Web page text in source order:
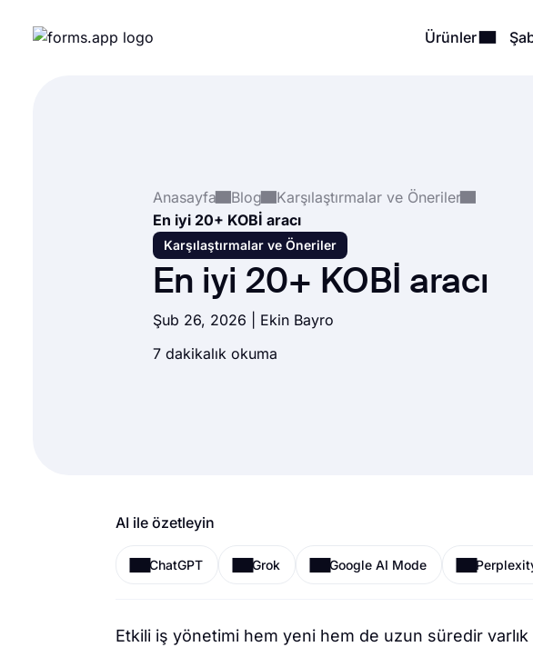
Ürünler
Anasayfa Blog
Karşılaştırmalar ve Öneriler
En iyi 20+ KOBİ aracı
Karşılaştırmalar ve Öneriler
En iyi 20+ KOBİ aracı
Şub 26, 2026 | Ekin Bayro
7 dakikalık okuma
AI ile özetleyin
ChatGPT Grok Google AI Mode
Etkili iş yönetimi hem yeni hem de uzun süredir